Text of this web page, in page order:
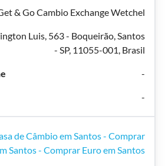
& Go Cambio Exchange Wetchel
Luis, 563 - Boqueirão, Santos
- SP, 11055-001, Brasil
-
-
de Câmbio em Santos - Comprar
Santos - Comprar Euro em Santos